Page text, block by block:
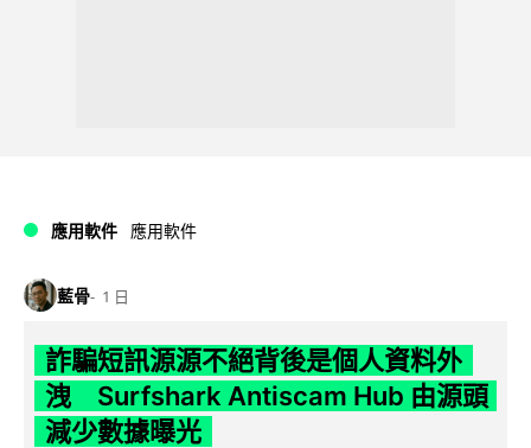
應用軟件 應用軟件
藍骨 1 日
詐騙短訊源源不絕背後是個人資料外
洩 Surfshark Antiscam Hub 由源頭
減少數據曝光